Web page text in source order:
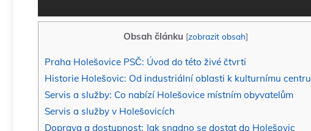
Obsah článku [zobrazit obsah]
Praha Holešovice PSČ: Úvod do této živé čtvrti
Historie Holešovic: Od industriální oblasti k kulturnímu centru
Servis a služby: Co nabízí Holešovice místním obyvatelům
Servis a služby v Holešovicích
Doprava a dostupnost: Jak snadno se dostat do Holešovic